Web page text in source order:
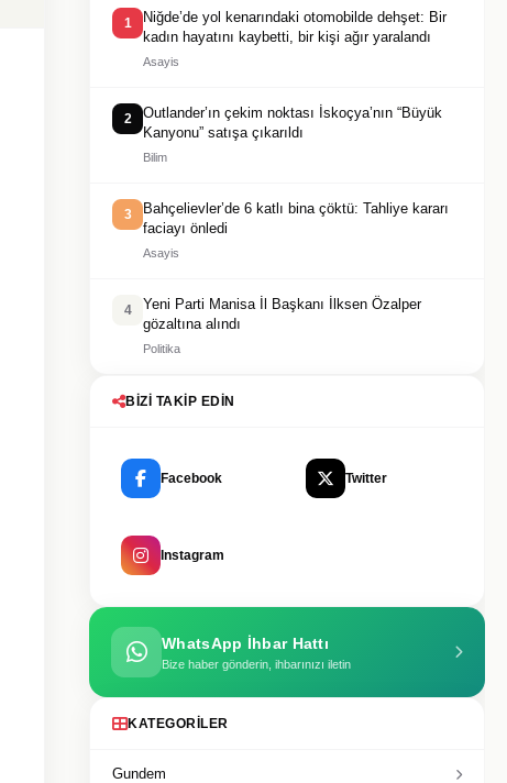
1
Niğde’de yol kenarındaki otomobilde dehşet: Bir
kadın hayatını kaybetti, bir kişi ağır yaralandı
Asayis
2
Outlander’ın çekim noktası İskoçya’nın “Büyük
Kanyonu” satışa çıkarıldı
Bilim
3
Bahçelievler’de 6 katlı bina çöktü: Tahliye kararı
faciayı önledi
Asayis
4
Yeni Parti Manisa İl Başkanı İlksen Özalper
gözaltına alındı
Politika
BIZI TAKIP EDIN
Facebook Twitter
Instagram
WhatsApp İhbar Hattı
Bize haber gönderin, ihbarınızı iletin
KATEGORILER
Gundem